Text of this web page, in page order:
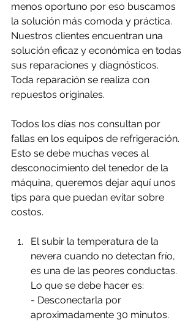
menos oportuno por eso buscamos
la solución más comoda y práctica.
Nuestros clientes encuentran una
solución eficaz y económica en todas
sus reparaciones y diagnósticos.
Toda reparación se realiza con
repuestos originales.
Todos los días nos consultan por
fallas en los equipos de refrigeración.
Esto se debe muchas veces al
desconocimiento del tenedor de la
máquina, queremos dejar aquí unos
tips para que puedan evitar sobre
costos.
El subir la temperatura de la
nevera cuando no detectan frío,
es una de las peores conductas.
Lo que se debe hacer es:
- Desconectarla por
aproximadamente 30 minutos.